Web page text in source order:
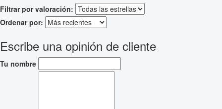
Filtrar por valoración:
Ordenar por:
Escribe una opinión de cliente
Tu nombre